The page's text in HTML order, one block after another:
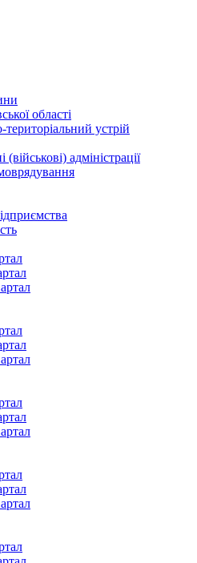
області
територіальний устрій
адміністрації